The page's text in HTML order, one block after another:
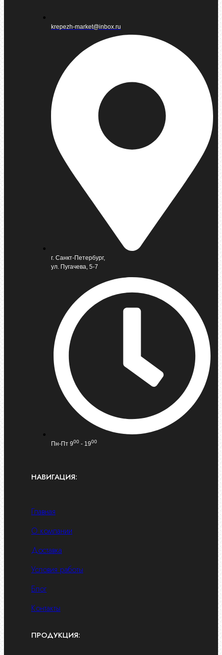
krepezh-market@inbox.ru
г. Санкт-Петербург,
ул. Пугачева, 5-7
Пн-Пт 900 - 1900
НАВИГАЦИЯ:
Главная
О компании
Доставка
Условия работы
Блог
Контакты
ПРОДУКЦИЯ: